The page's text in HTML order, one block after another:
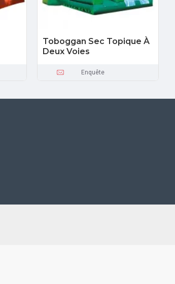
Toboggan Sec Topique À
Deux Voies
Enquête